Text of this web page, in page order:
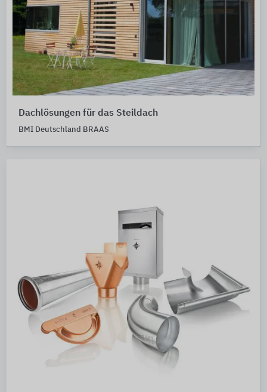
Dachlösungen für das Steildach
BMI Deutschland BRAAS